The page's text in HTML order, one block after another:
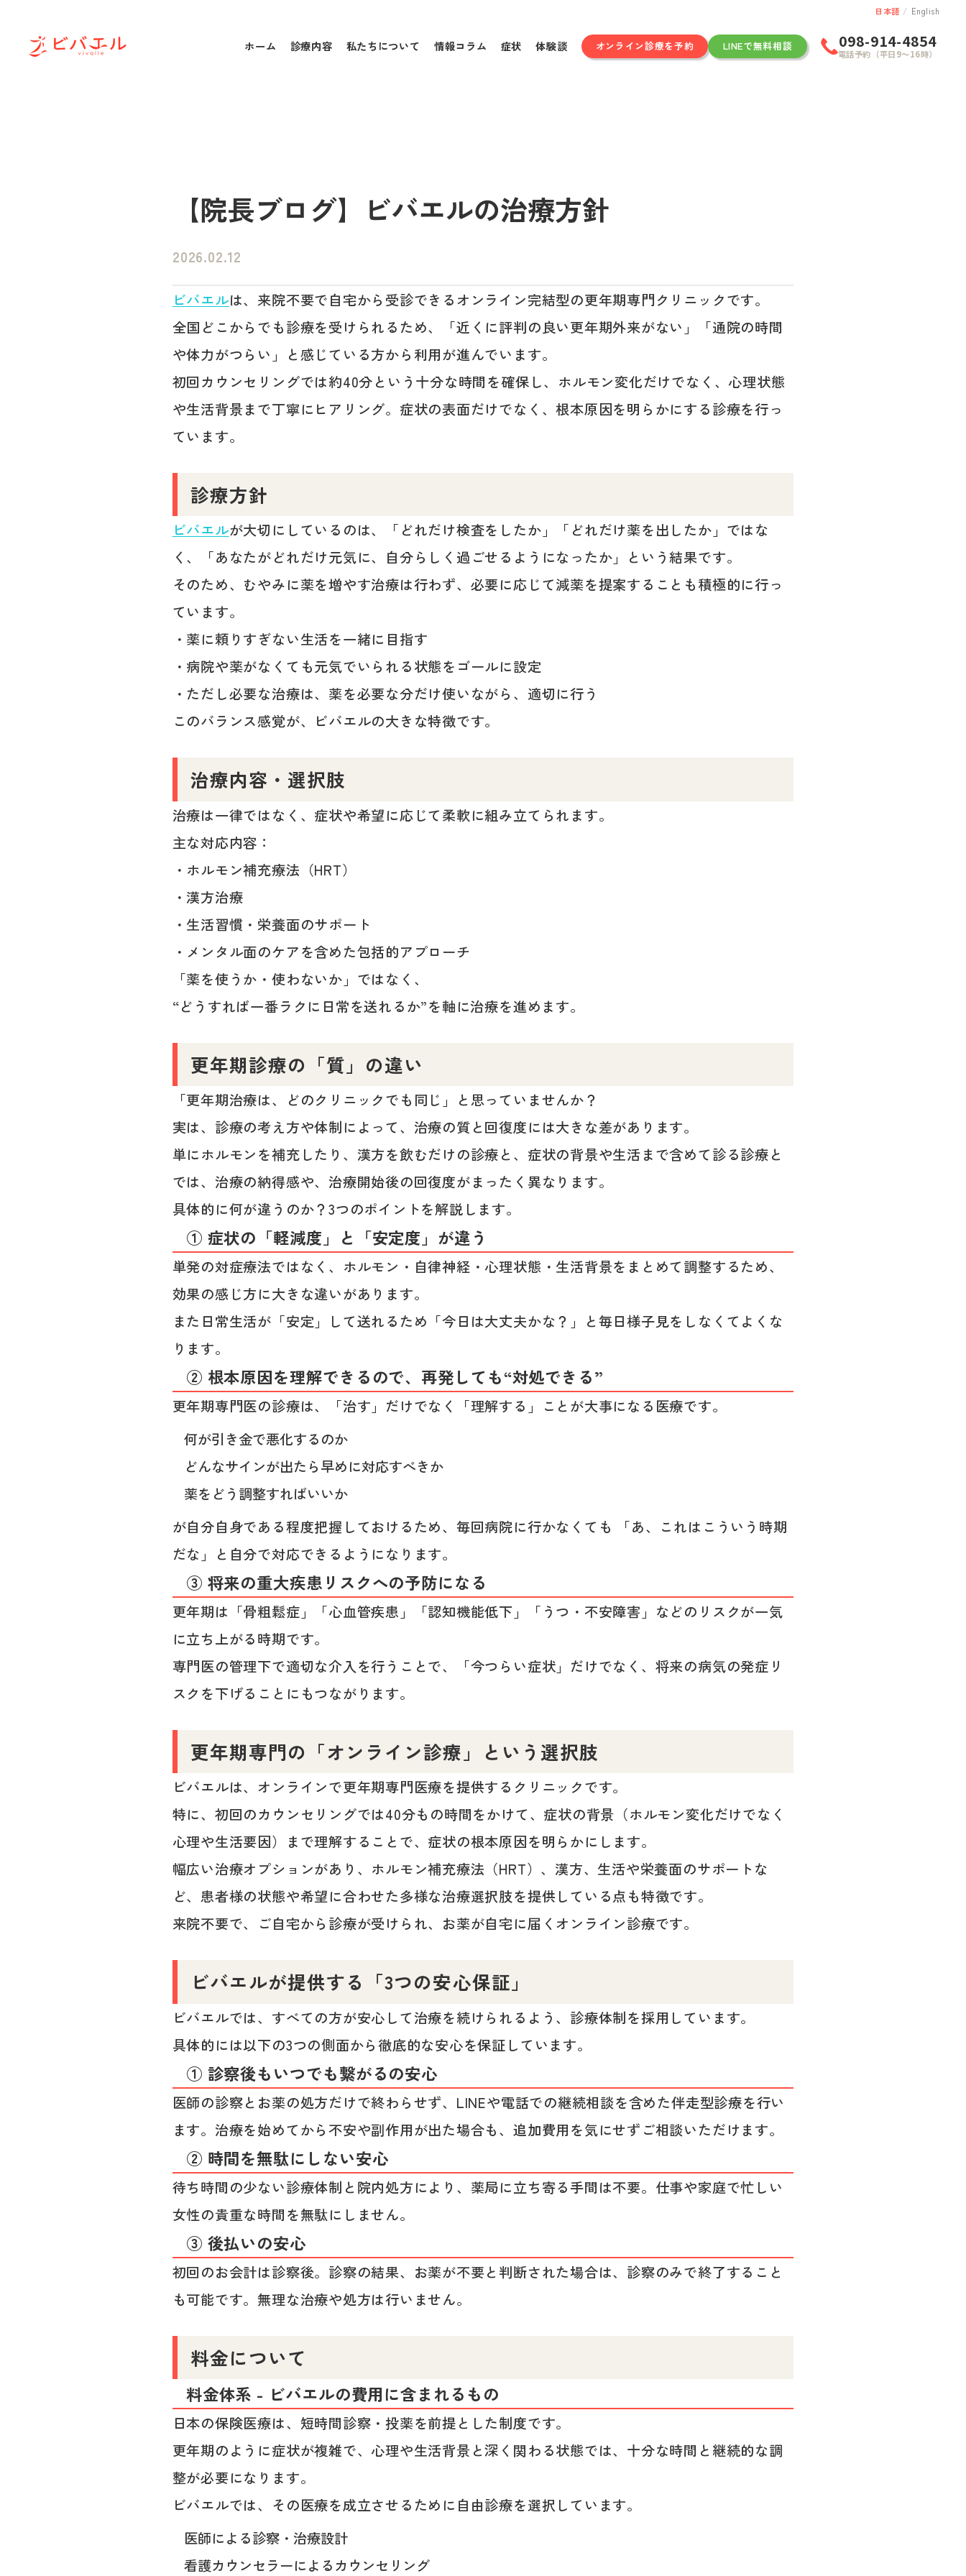
日本語 / English
ホーム 診療内容 私たちについて 情報コラム 症状 体験談 オンライン診療を予約 LINEで無料相談 098-914-4854
電話予約（平日9〜16時）
【院長ブログ】ビバエルの治療方針
2026.02.12
ビバエルは、来院不要で自宅から受診できるオンライン完結型の更年期専門クリニックです。
全国どこからでも診療を受けられるため、「近くに評判の良い更年期外来がない」「通院の時間
や体力がつらい」と感じている方から利用が進んでいます。
初回カウンセリングでは約40分という十分な時間を確保し、ホルモン変化だけでなく、心理状態
や生活背景まで丁寧にヒアリング。症状の表面だけでなく、根本原因を明らかにする診療を行っ
ています。
診療方針
ビバエルが大切にしているのは、「どれだけ検査をしたか」「どれだけ薬を出したか」ではな
く、「あなたがどれだけ元気に、自分らしく過ごせるようになったか」という結果です。
そのため、むやみに薬を増やす治療は行わず、必要に応じて減薬を提案することも積極的に行っ
ています。
・薬に頼りすぎない生活を一緒に目指す
・病院や薬がなくても元気でいられる状態をゴールに設定
・ただし必要な治療は、薬を必要な分だけ使いながら、適切に行う
このバランス感覚が、ビバエルの大きな特徴です。
治療内容・選択肢
治療は一律ではなく、症状や希望に応じて柔軟に組み立てられます。
主な対応内容：
・ホルモン補充療法（HRT）
・漢方治療
・生活習慣・栄養面のサポート
・メンタル面のケアを含めた包括的アプローチ
「薬を使うか・使わないか」ではなく、
“どうすれば一番ラクに日常を送れるか”を軸に治療を進めます。
更年期診療の「質」の違い
「更年期治療は、どのクリニックでも同じ」と思っていませんか？
実は、診療の考え方や体制によって、治療の質と回復度には大きな差があります。
単にホルモンを補充したり、漢方を飲むだけの診療と、症状の背景や生活まで含めて診る診療と
では、治療の納得感や、治療開始後の回復度がまったく異なります。
具体的に何が違うのか？3つのポイントを解説します。
① 症状の「軽減度」と「安定度」が違う
単発の対症療法ではなく、ホルモン・自律神経・心理状態・生活背景をまとめて調整するため、
効果の感じ方に大きな違いがあります。
また日常生活が「安定」して送れるため「今日は大丈夫かな？」と毎日様子見をしなくてよくな
ります。
② 根本原因を理解できるので、再発しても“対処できる”
更年期専門医の診療は、「治す」だけでなく「理解する」ことが大事になる医療です。
何が引き金で悪化するのか
どんなサインが出たら早めに対応すべきか
薬をどう調整すればいいか
が自分自身である程度把握しておけるため、毎回病院に行かなくても 「あ、これはこういう時期
だな」と自分で対応できるようになります。
③ 将来の重大疾患リスクへの予防になる
更年期は「骨粗鬆症」「心血管疾患」「認知機能低下」「うつ・不安障害」などのリスクが一気
に立ち上がる時期です。
専門医の管理下で適切な介入を行うことで、「今つらい症状」だけでなく、将来の病気の発症リ
スクを下げることにもつながります。
更年期専門の「オンライン診療」という選択肢
ビバエルは、オンラインで更年期専門医療を提供するクリニックです。
特に、初回のカウンセリングでは40分もの時間をかけて、症状の背景（ホルモン変化だけでなく
心理や生活要因）まで理解することで、症状の根本原因を明らかにします。
幅広い治療オプションがあり、ホルモン補充療法（HRT）、漢方、生活や栄養面のサポートな
ど、患者様の状態や希望に合わせた多様な治療選択肢を提供している点も特徴です。
来院不要で、ご自宅から診療が受けられ、お薬が自宅に届くオンライン診療です。
ビバエルが提供する「3つの安心保証」
ビバエルでは、すべての方が安心して治療を続けられるよう、診療体制を採用しています。
具体的には以下の3つの側面から徹底的な安心を保証しています。
① 診察後もいつでも繋がるの安心
医師の診察とお薬の処方だけで終わらせず、LINEや電話での継続相談を含めた伴走型診療を行い
ます。治療を始めてから不安や副作用が出た場合も、追加費用を気にせずご相談いただけます。
② 時間を無駄にしない安心
待ち時間の少ない診療体制と院内処方により、薬局に立ち寄る手間は不要。仕事や家庭で忙しい
女性の貴重な時間を無駄にしません。
③ 後払いの安心
初回のお会計は診察後。診察の結果、お薬が不要と判断された場合は、診察のみで終了すること
も可能です。無理な治療や処方は行いません。
料金について
料金体系 - ビバエルの費用に含まれるもの
日本の保険医療は、短時間診察・投薬を前提とした制度です。
更年期のように症状が複雑で、心理や生活背景と深く関わる状態では、十分な時間と継続的な調
整が必要になります。
ビバエルでは、その医療を成立させるために自由診療を選択しています。
医師による診察・治療設計
看護カウンセラーによるカウンセリング